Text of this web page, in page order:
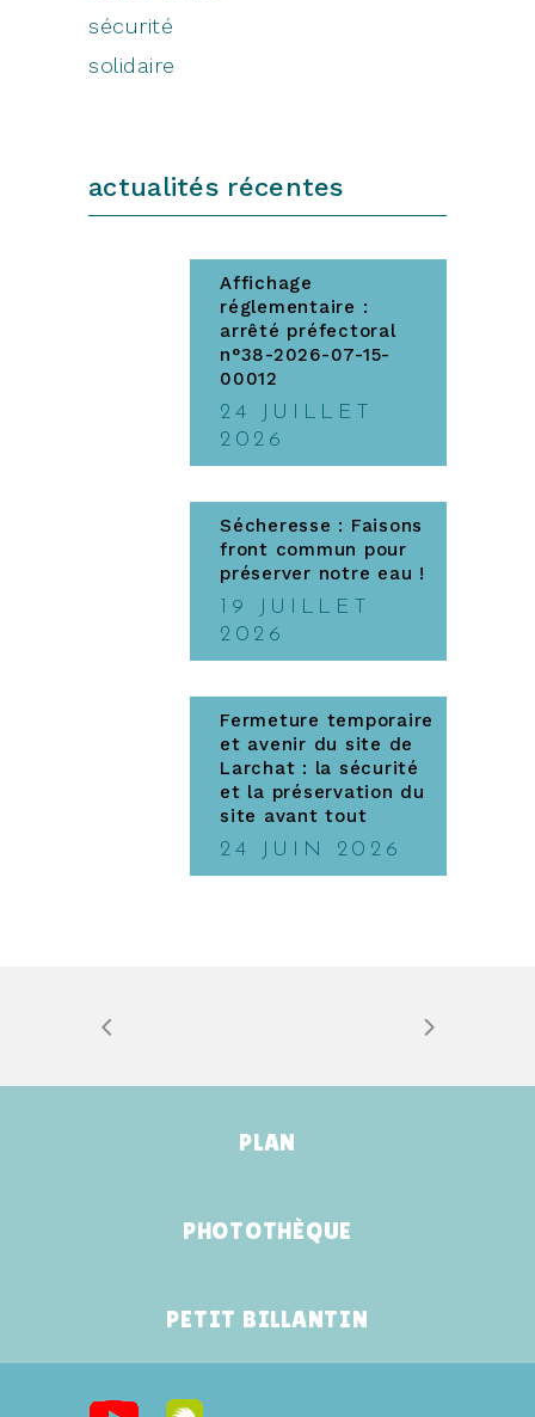
sécurité
solidaire
actualités récentes
Affichage
réglementaire :
arrêté préfectoral
n°38-2026-07-15-
00012
24 JUILLET
2026
Sécheresse : Faisons
front commun pour
préserver notre eau !
19 JUILLET
2026
Fermeture temporaire
et avenir du site de
Larchat : la sécurité
et la préservation du
site avant tout
24 JUIN 2026
PLAN
PHOTOTHÈQUE
PETIT BILLANTIN